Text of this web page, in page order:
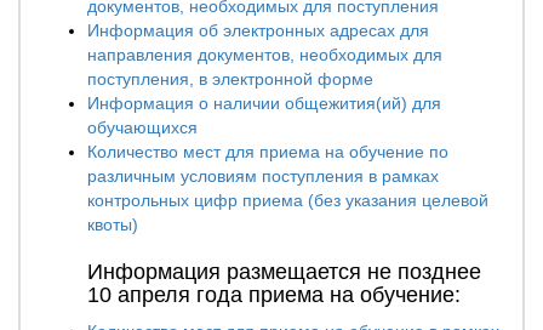
документов, необходимых для поступления
Информация об электронных адресах для
направления документов, необходимых для
поступления, в электронной форме
Информация о наличии общежития(ий) для
обучающихся
Количество мест для приема на обучение по
различным условиям поступления в рамках
контрольных цифр приема (без указания целевой
квоты)
Информация размещается не позднее
10 апреля года приема на обучение: